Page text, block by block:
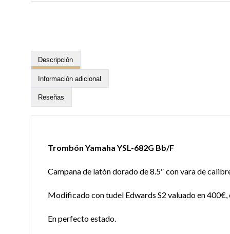
Descripción
Información adicional
Reseñas
Trombón Yamaha YSL-682G Bb/F
Campana de latón dorado de 8.5″ con vara de
Modificado con tudel Edwards S2 valuado en 400€,
En perfecto estado.